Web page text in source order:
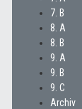
7. B
8. A
8. B
9. A
9. B
9. C
Archiv